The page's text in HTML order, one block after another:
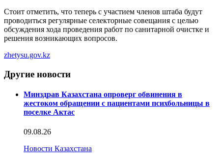
Стоит отметить, что теперь с участием членов штаба будут
проводиться регулярные селекторные совещания с целью
обсуждения хода проведения работ по санитарной очистке и
решения возникающих вопросов.
zhetysu.gov.kz
Другие новости
Минздрав Казахстана опроверг обвинения в
жестоком обращении с пациентами психбольницы в
поселке Актас
09.08.26
Новости Казахстана